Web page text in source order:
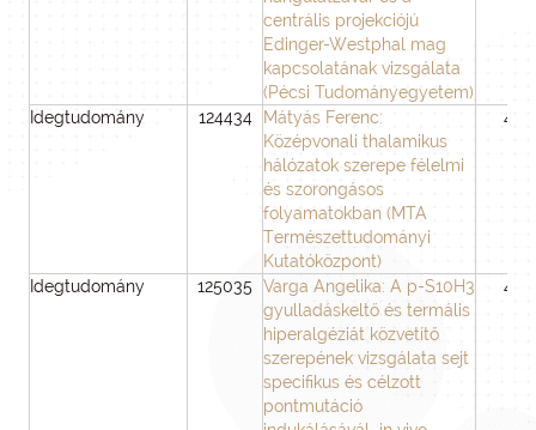
centrális projekciójú
Edinger-Westphal mag
kapcsolatának vizsgálata
(Pécsi Tudományegyetem)
Idegtudomány 124434
Mátyás Ferenc:
Középvonali thalamikus
hálózatok szerepe félelmi
és szorongásos
folyamatokban (MTA
Természettudományi
Kutatóközpont)
48
Idegtudomány 125035 Varga Angelika: A p-S10H3
gyulladáskeltő és termális
hiperalgéziát közvetítő
szerepének vizsgálata sejt
specifikus és célzott
pontmutáció
48